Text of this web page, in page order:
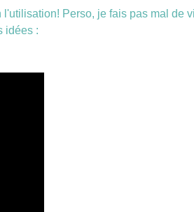
Perso, je fais pas mal de
idées :